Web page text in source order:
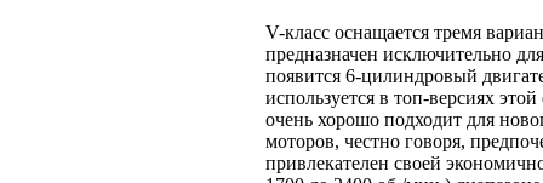
V-класс оснащается тремя
предназначен исключительно
появится 6-цилиндровый
используется в топ-версиях
очень хорошо подходит для
моторов, честно говоря,
привлекателен своей